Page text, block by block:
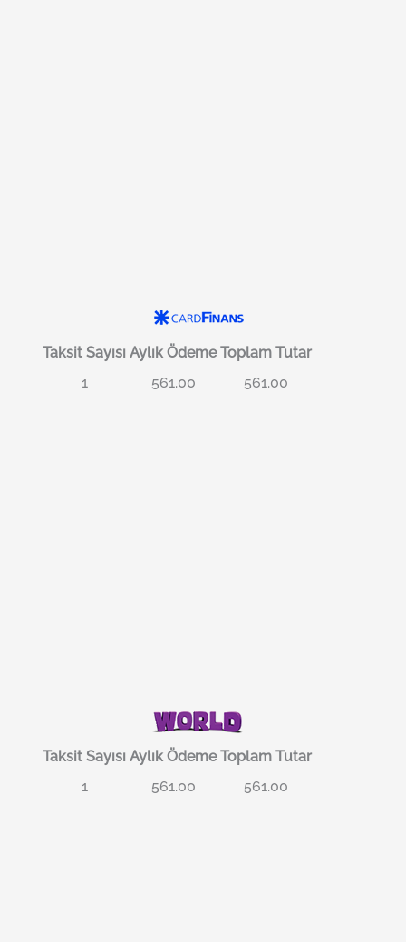
Taksit Sayısı Aylık Ödeme Toplam Tutar
1
561.00 561.00
Taksit Sayısı Aylık Ödeme Toplam Tutar
1
561.00 561.00